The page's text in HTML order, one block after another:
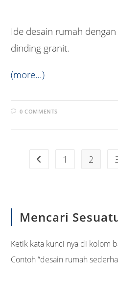
Ide desain rumah
dinding granit.
(more…)
0 COMMENTS
Go to the previous page
1 2
Mencari
Ketik kata kunci nya di kolom
Contoh “desain rumah